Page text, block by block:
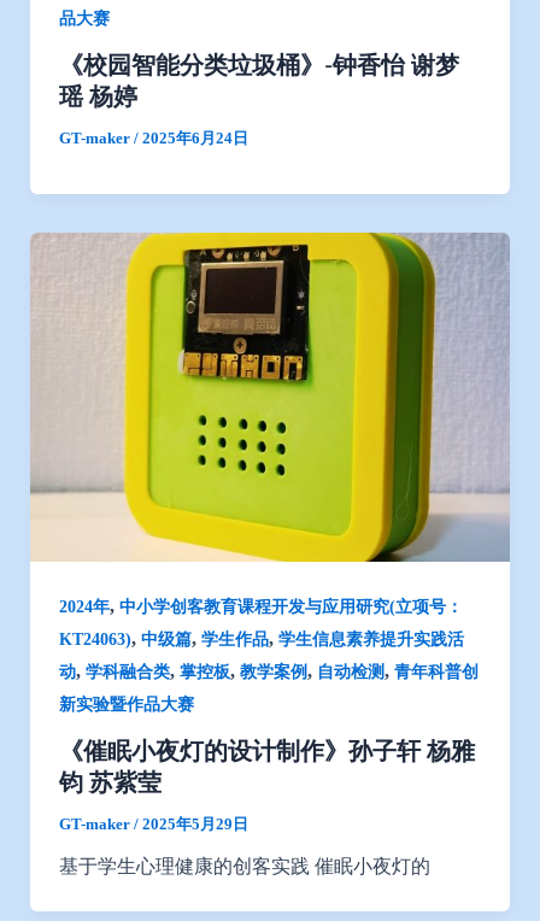
品大赛
《校园智能分类垃圾桶》-钟香怡 谢梦
瑶 杨婷
GT-maker / 2025年6月24日
2024年, 中小学创客教育课程开发与应用研究(立项号：
KT24063), 中级篇, 学生作品, 学生信息素养提升实践活
动, 学科融合类, 掌控板, 教学案例, 自动检测, 青年科普创
新实验暨作品大赛
《催眠小夜灯的设计制作》孙子轩 杨雅
钧 苏紫莹
GT-maker / 2025年5月29日
基于学生心理健康的创客实践 催眠小夜灯的